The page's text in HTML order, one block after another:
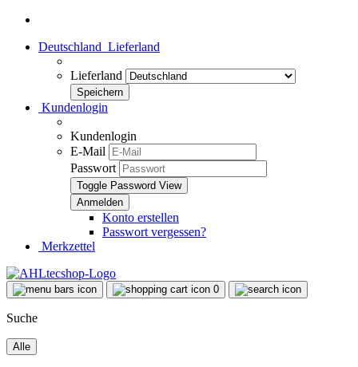
Deutschland Lieferland
Lieferland
Kundenlogin
Kundenlogin
E-Mail
Passwort
Toggle Password View
Konto erstellen
Passwort vergessen?
Merkzettel
0
Suche
Alle